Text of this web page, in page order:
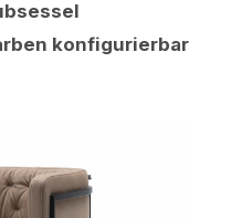
konfigurierbar